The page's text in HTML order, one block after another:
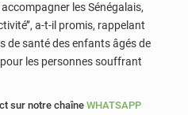
les Sénégalais,
a-t-il promis, rappelant
de santé des enfants âgés de
les personnes souffrant
sur notre chaîne WHATSAPP